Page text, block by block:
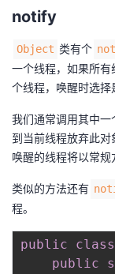
notify
Object 类有个
一个线程，如果所
个线程，唤醒时选择
我们通常调用其中
到当前线程放弃此
唤醒的线程将以常规
类似的方法还有
程。
public class
public